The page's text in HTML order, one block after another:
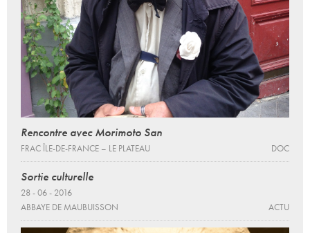
Rencontre avec Morimoto San
FRAC ÎLE-DE-FRANCE – LE PLATEAU DOC
Sortie culturelle
28 - 06 - 2016
ABBAYE DE MAUBUISSON
ACTU